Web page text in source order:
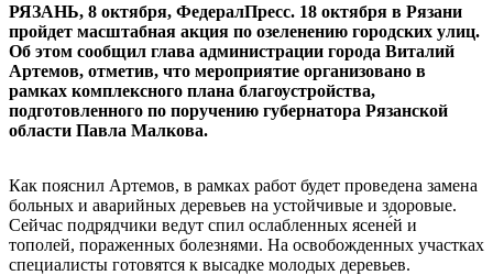
РЯЗАНЬ, 8 октября, ФедералПресс. 18 октября в Рязани
пройдет масштабная акция по озеленению городских улиц.
Об этом сообщил глава администрации города Виталий
Артемов, отметив, что мероприятие организовано в
рамках комплексного плана благоустройства,
подготовленного по поручению губернатора Рязанской
области Павла Малкова.
Как пояснил Артемов, в рамках работ будет проведена замена
больных и аварийных деревьев на устойчивые и здоровые.
Сейчас подрядчики ведут спил ослабленных ясене́й и
тополей, пораженных болезнями. На освобожденных участках
специалисты готовятся к высадке молодых деревьев.